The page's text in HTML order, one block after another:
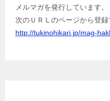
メルマガを発行しています。
次のＵＲＬのページから登録
http://tukinohikari.jp/mag-